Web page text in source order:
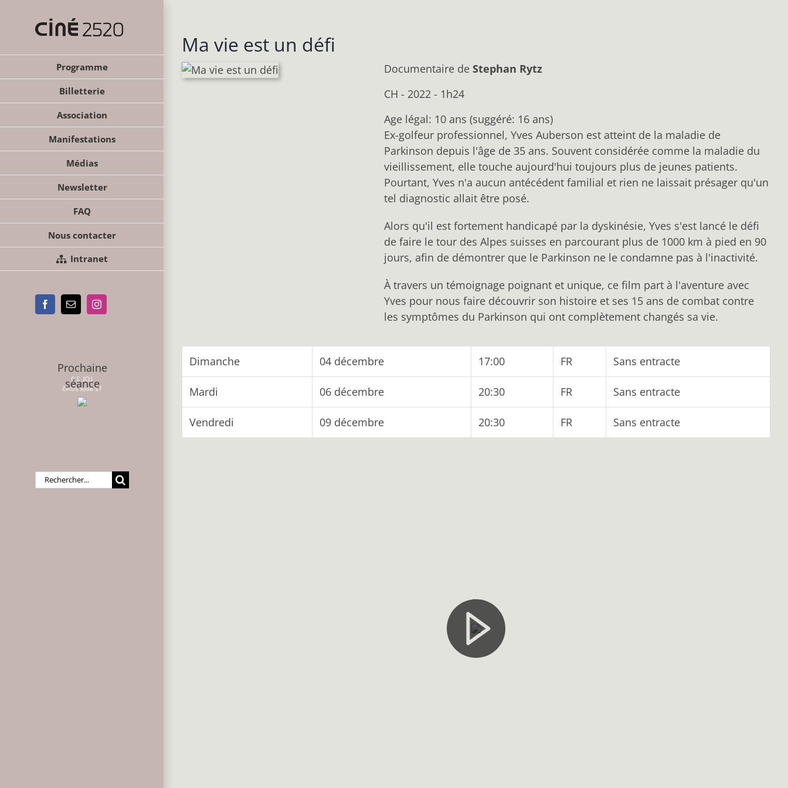
contenu
Programme
Billetterie
Association
Manifestations
Médias
Newsletter
FAQ
Nous contacter
Intranet
FacebookEmail Instagram
Prochaine
séance
LOL 2.0
12 août 20:45
Rechercher:
Ma vie est un défi
Documentaire de Stephan Rytz
CH - 2022 - 1h24
Age légal: 10 ans (suggéré: 16 ans)
Ex-golfeur professionnel, Yves Auberson est atteint de la maladie de
Parkinson depuis l'âge de 35 ans. Souvent considérée comme la maladie du
vieillissement, elle touche aujourd'hui toujours plus de jeunes patients.
Pourtant, Yves n'a aucun antécédent familial et rien ne laissait présager qu'un
tel diagnostic allait être posé.
Alors qu'il est fortement handicapé par la dyskinésie, Yves s'est lancé le défi
de faire le tour des Alpes suisses en parcourant plus de 1000 km à pied en 90
jours, afin de démontrer que le Parkinson ne le condamne pas à l'inactivité.
À travers un témoignage poignant et unique, ce film part à l'aventure avec
Yves pour nous faire découvrir son histoire et ses 15 ans de combat contre
les symptômes du Parkinson qui ont complètement changés sa vie.
Dimanche 04 décembre 17:00 FR Sans entracte
Mardi 06 décembre 20:30 FR Sans entracte
Vendredi 09 décembre 20:30 FR Sans entracte